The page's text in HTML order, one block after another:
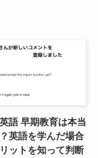
語 早期教育は本当
英語を学んだ場合
ットを知って判断